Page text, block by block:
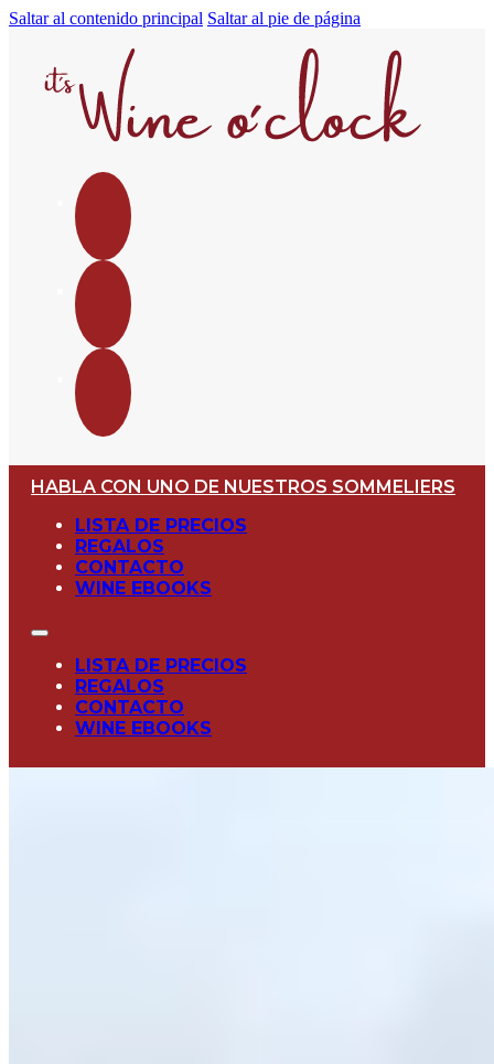
Saltar al contenido principal Saltar al pie de página
HABLA CON UNO DE NUESTROS SOMMELIERS
LISTA DE PRECIOS
REGALOS
CONTACTO
WINE EBOOKS
LISTA DE PRECIOS
REGALOS
CONTACTO
WINE EBOOKS